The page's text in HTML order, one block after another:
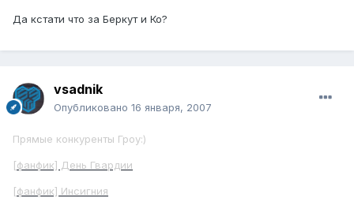
Да кстати что за Беркут и Ко?
vsadnik
Опубликовано 16 января, 2007
Прямые конкуренты Гроу:)
[фанфик] День Гвардии
[фанфик] Инсигния